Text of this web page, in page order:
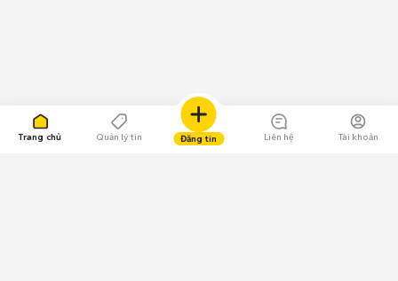
Trang chủ Quản lý tin Đăng tin Liên hệ Tài khoản